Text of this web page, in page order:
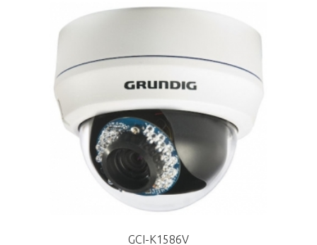
Netwerk opslag: iSCSI, NFS
Talen: Nederlands, Engels, Duits, Frans enz.
GCI-K1586V